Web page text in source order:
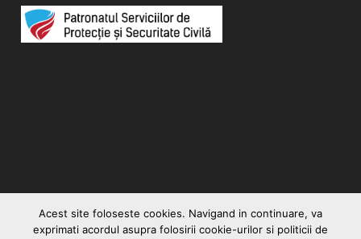
Acest site foloseste cookies. Navigand in continuare, va
exprimati acordul asupra folosirii cookie-urilor si politicii de